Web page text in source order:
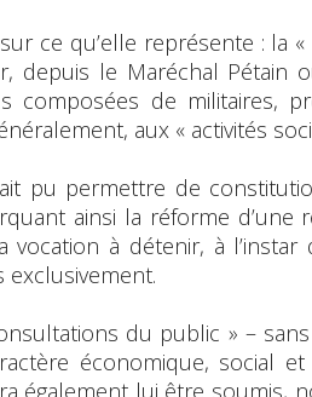
ce qu’elle représente : la
depuis le Maréchal Pétain
composées de militaires,
aux « activités
pu permettre de
ainsi la réforme
vocation à détenir, à
du public » –
économique, social
également lui être soumis,